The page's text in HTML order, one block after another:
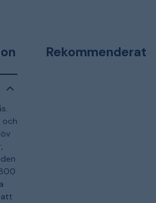
och
Rekommenderat